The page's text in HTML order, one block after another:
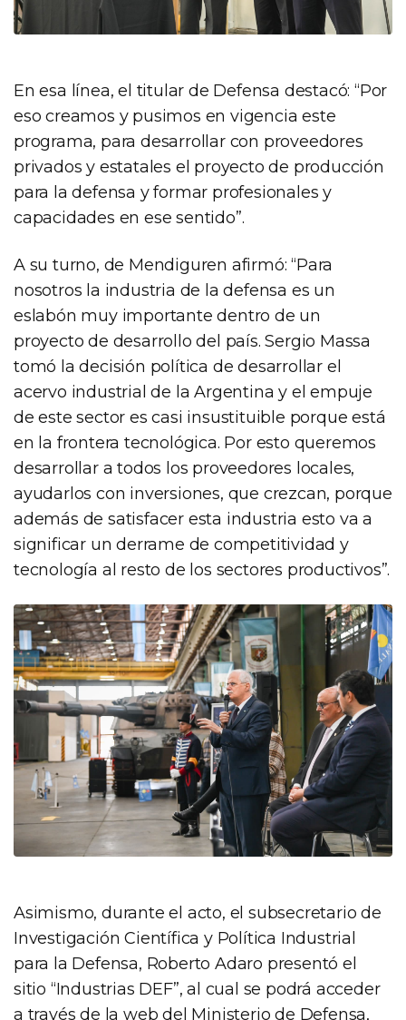
En esa línea, el titular de Defensa destacó: “Por
eso creamos y pusimos en vigencia este
programa, para desarrollar con proveedores
privados y estatales el proyecto de producción
para la defensa y formar profesionales y
capacidades en ese sentido”.
A su turno, de Mendiguren afirmó: “Para
nosotros la industria de la defensa es un
eslabón muy importante dentro de un
proyecto de desarrollo del país. Sergio Massa
tomó la decisión política de desarrollar el
acervo industrial de la Argentina y el empuje
de este sector es casi insustituible porque está
en la frontera tecnológica. Por esto queremos
desarrollar a todos los proveedores locales,
ayudarlos con inversiones, que crezcan, porque
además de satisfacer esta industria esto va a
significar un derrame de competitividad y
tecnología al resto de los sectores productivos”.
Asimismo, durante el acto, el subsecretario de
Investigación Científica y Política Industrial
para la Defensa, Roberto Adaro presentó el
sitio “Industrias DEF”, al cual se podrá acceder
a través de la web del Ministerio de Defensa,